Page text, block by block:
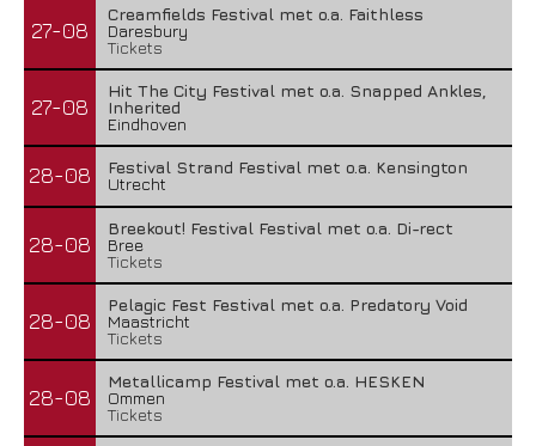
27-08
Creamfields Festival met o.a. Faithless
Daresbury
Tickets
27-08
Hit The City Festival met o.a. Snapped Ankles,
Inherited
Eindhoven
28-08
Festival Strand Festival met o.a. Kensington
Utrecht
28-08
Breekout! Festival Festival met o.a. Di-rect
Bree
Tickets
28-08
Pelagic Fest Festival met o.a. Predatory Void
Maastricht
Tickets
28-08
Metallicamp Festival met o.a. HESKEN
Ommen
Tickets